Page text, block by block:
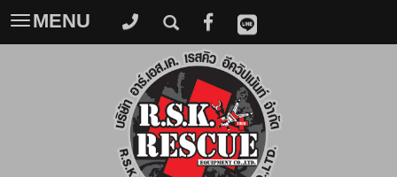
Toggle
navigation
MENU